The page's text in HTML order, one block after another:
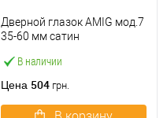
В наличии
Дверной глазок AMIG мод.7
35-60 мм сатин
Цена 504 грн.